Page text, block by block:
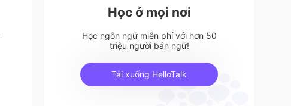
Học ở mọi nơi
Học ngôn ngữ miễn phí với hơn 50
triệu người bản ngữ!
Tải xuống HelloTalk